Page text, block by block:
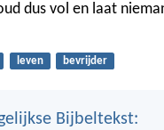
dus vol en laat
leven bevrijder
Bijbeltekst: